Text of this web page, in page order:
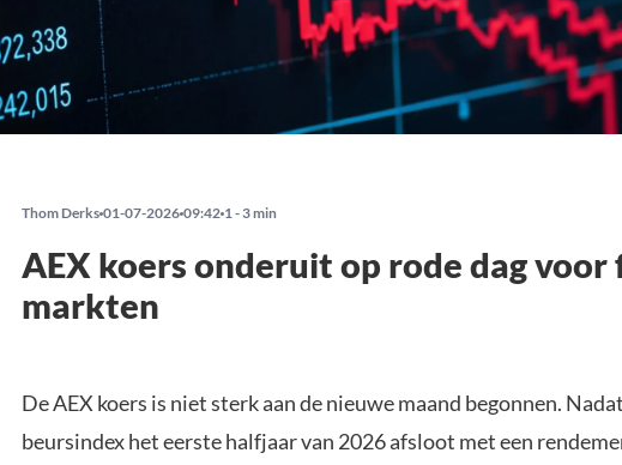
Thom Derks 01-07-2026 09:42 1 - 3 min
AEX koers onderuit op rode dag voor
markten
De AEX koers is niet sterk aan de nieuwe maand begonnen.
beursindex het eerste halfjaar van 2026 afsloot met een